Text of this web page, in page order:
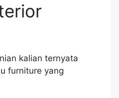
kalian ternyata
furniture yang